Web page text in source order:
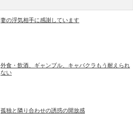
妻の浮気相手に感謝しています
外食・飲酒、ギャンブル、キャバクラもう耐えられ
ない
孤独と隣り合わせの誘惑の開放感